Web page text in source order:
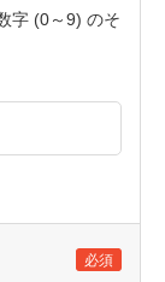
字 (0～9) のそ
必須